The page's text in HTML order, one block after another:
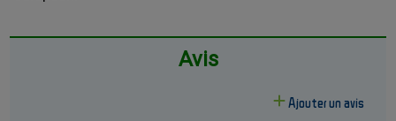
Avis
Ajouter un avis